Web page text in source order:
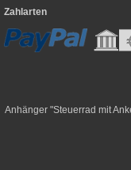
Zahlarten
Anhänger "Steuerrad mit